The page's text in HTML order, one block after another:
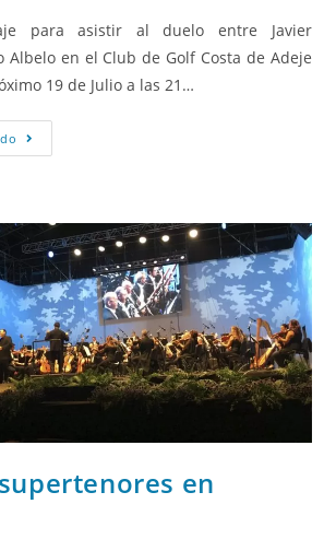
para asistir al duelo entre Javier
Albelo en el Club de Golf Costa de Adeje
19 de Julio a las 21…
en